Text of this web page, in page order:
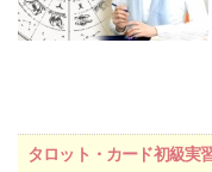
タロット・カード初級実